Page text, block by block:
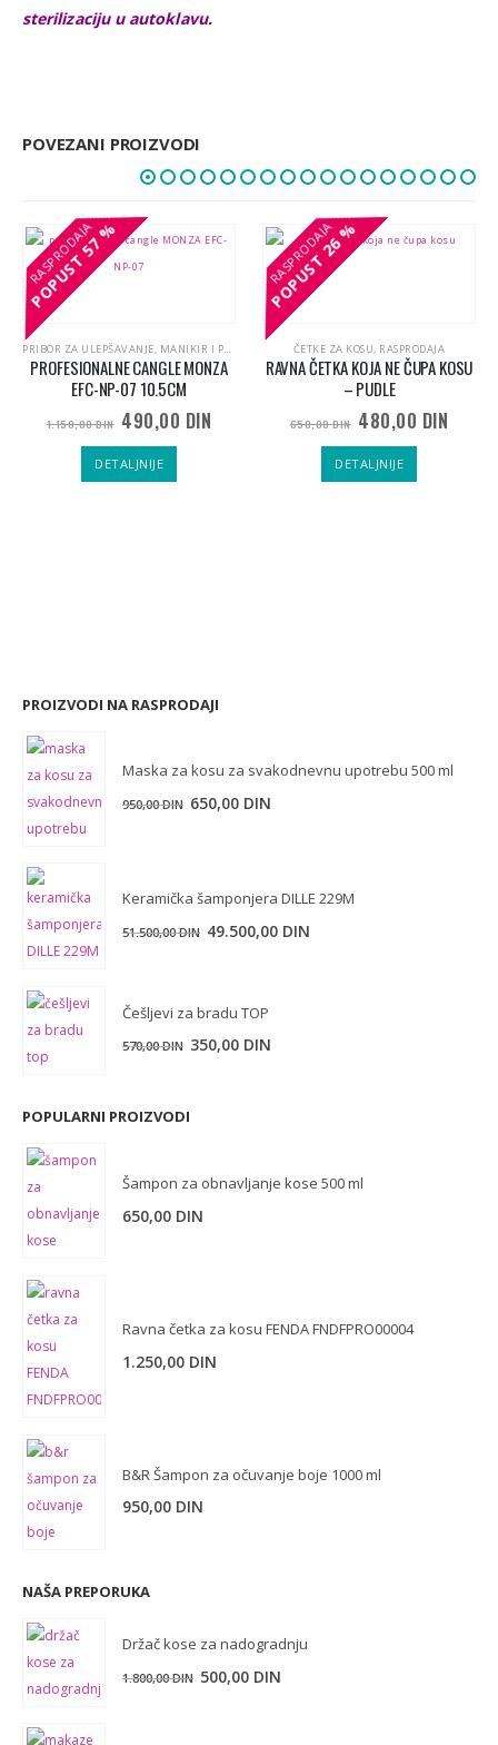
sterilizaciju u autoklavu.
POVEZANI PROIZVODI
POPUST
57 %
POPUST
57 %
PRIBOR ZA ULEPŠAVANJE, MANIKIR I PEDIKIR PROIZVODI ZA NEGU TELA I PREPARATI I
PROFESIONALNE CANGLE MONZA
EFC-NP-07 10.5CM
1.150,00DIN Originalna
cena
je
bila:
1.150,00 DIN.
490,00 DIN
DETALJNIJE
POPUST
26 %
POPUST
26 %
ČETKE ZA KOSU, RASPRODAJA
RAVNA ČETKA KOJA NE ČUPA KOSU
– PUDLE
650,00DIN 480,00 DIN
DETALJNIJE
PROIZVODI NA RASPRODAJI
Maska za kosu za svakodnevnu upotrebu 500 ml
950,00DIN Originalna
950,00 DIN.
650,00 DIN
Keramička šamponjera DILLE 229M
51.500,00DIN 49.500,00 DIN
Češljevi za bradu TOP
570,00DIN 350,00 DIN
POPULARNI PROIZVODI
Šampon za obnavljanje kose 500 ml
650,00 DIN
Ravna četka za kosu FENDA FNDFPRO00004
1.250,00 DIN
B&R Šampon za očuvanje boje 1000 ml
950,00 DIN
NAŠA PREPORUKA
Držač kose za nadogradnju
1.800,00DIN Originalna
500,00 DIN